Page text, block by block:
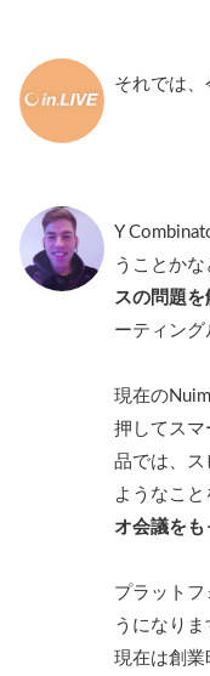
それでは、
Y
うことか
スの問題
ーティング
現在の
押してスマ
品では、
ようなこと
オ会議をも
プラット
うになりま
現在は創業